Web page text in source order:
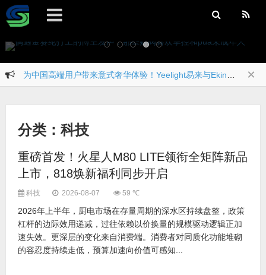
突破！苏商银行再登 “全球银行 1000 强” 排行榜
重磅落地！2026元梦空间第二届元宇宙生态大会落幕 艺数工场全球首发载梦启航
中国味道 世界共享 饺好运亮相2026拉丁美洲少年文化节
绿色转型新引擎 凯利普助力环保新能源行业线上升级！
智能零售崛起 京东AI商城引关注！
×
分类：科技
重磅首发！火星人M80 LITE领衔全矩阵新品
上市，818焕新福利同步开启
科技 2026-08-07 59 ℃
2026年上半年，厨电市场在存量周期的深水区持续盘整，政策
杠杆的边际效用递减，过往依赖以价换量的规模驱动逻辑正加
速失效。更深层的变化来自消费端。消费者对同质化功能堆砌
的容忍度持续走低，预算加速向价值可感知...